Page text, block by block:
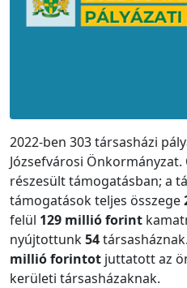
2022-ben 303 társasházi
Józsefvárosi Önkormányzat.
részesült támogatásban; a
támogatások teljes összege
felül 129 millió forint
nyújtottunk54
millió forintot juttatott az
kerületi társasházaknak.